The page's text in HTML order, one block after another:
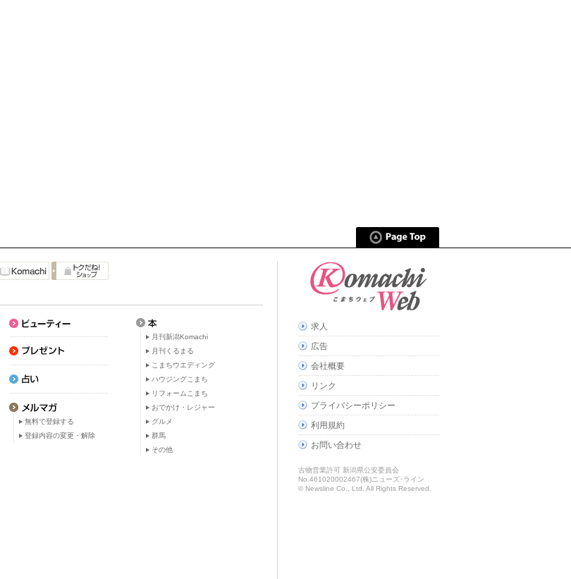
無料で登録する
登録内容の変更・解除
月刊新潟Komachi
月刊くるまる
こまちウエディング
ハウジングこまち
リフォームこまち
おでかけ・レジャー
グルメ
群馬
その他
求人
広告
会社概要
リンク
プライバシーポリシー
利用規約
お問い合わせ
古物営業許可 新潟県公安委員会
No.461020002467(株)ニューズ･ライン
© Newsline Co., Ltd. All Rights Reserved.